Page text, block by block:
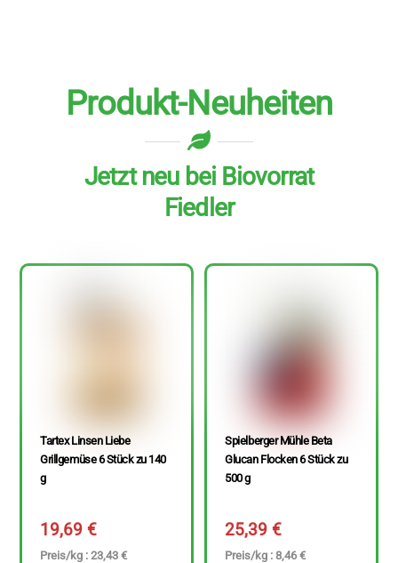
Produkt-Neuheiten
Jetzt neu bei Biovorrat
Fiedler
Tartex Linsen Liebe
Grillgemüse 6 Stück zu 140
g
19,69€
Preis/kg : 23,43 €
Spielberger Mühle Beta
Glucan Flocken 6 Stück zu
500 g
25,39€
Preis/kg : 8,46 €